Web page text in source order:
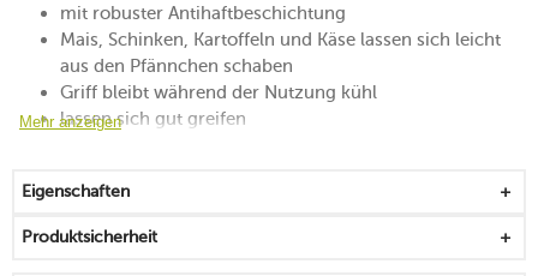
mit robuster Antihaftbeschichtung
Mais, Schinken, Kartoffeln und Käse lassen sich leicht
aus den Pfännchen schaben
Griff bleibt während der Nutzung kühl
lassen sich gut greifen
Mehr anzeigen
Eigenschaften
Produktsicherheit